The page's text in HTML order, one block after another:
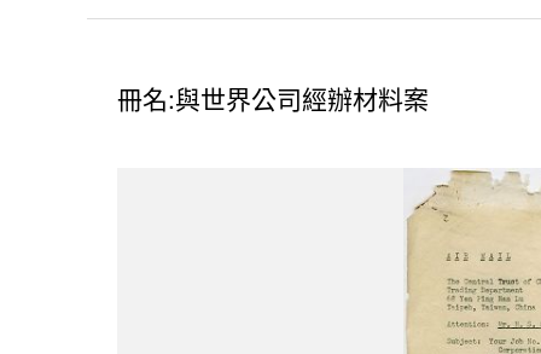
冊名:與世界公司經辦材料案